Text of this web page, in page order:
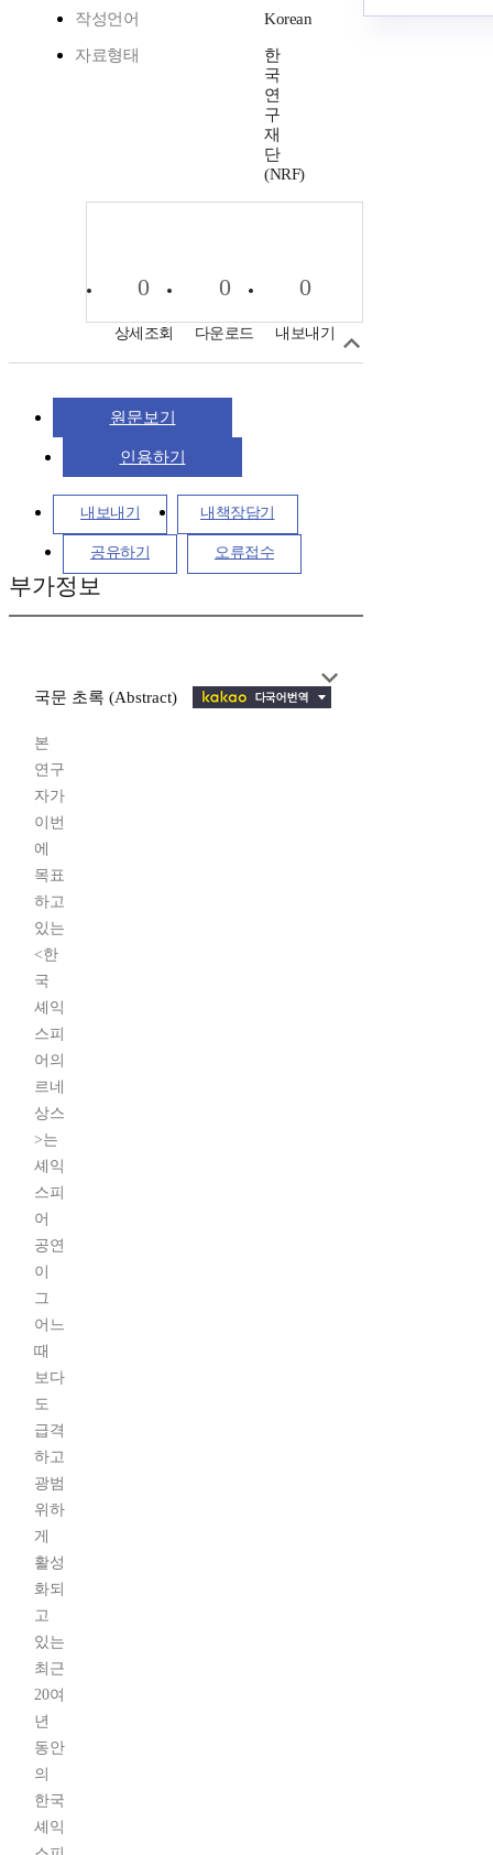
작성언어 Korean
자료형태
한
국
연
구
재
단
(NRF)
0
상세조회
0
다운로드
0
내보내기
원문보기
인용하기
내보내기 내책장담기
공유하기 오류접수
부가정보
국문 초록 (Abstract)
본
연구
자가
이번
에
목표
하고
있는
<한
국
셰익
스피
어의
르네
상스
>는
셰익
스피
어
공연
이
그
어느
때
보다
도
급격
하고
광범
위하
게
활성
화되
고
있는
최근
20여
년
동안
의
한국
셰익